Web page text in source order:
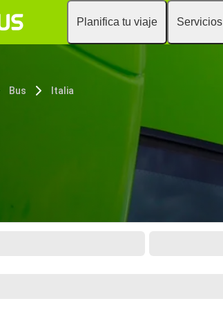
Planifica tu viaje Servicios
Bus Italia